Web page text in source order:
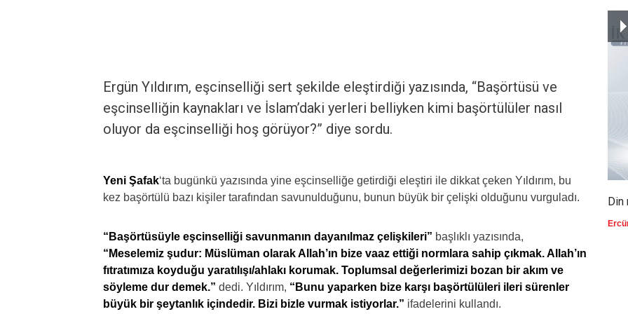
Ergün Yıldırım, eşcinselliği sert şekilde eleştirdiği yazısında, “Başörtüsü ve
eşcinselliğin kaynakları ve İslam’daki yerleri belliyken kimi başörtülüler nasıl
oluyor da eşcinselliği hoş görüyor?” diye sordu.
Yeni Şafak‘ta bugünkü yazısında yine eşcinselliğe getirdiği eleştiri ile dikkat çeken Yıldırım, bu
kez başörtülü bazı kişiler tarafından savunulduğunu, bunun büyük bir çelişki olduğunu vurguladı.
“Başörtüsüyle eşcinselliği savunmanın dayanılmaz çelişkileri” başlıklı yazısında,
“Meselemiz şudur: Müslüman olarak Allah’ın bize vaaz ettiği normlara sahip çıkmak. Allah’ın
fıtratımıza koyduğu yaratılışı/ahlakı korumak. Toplumsal değerlerimizi bozan bir akım ve
söyleme dur demek.” dedi. Yıldırım, “Bunu yaparken bize karşı başörtülüleri ileri sürenler
büyük bir şeytanlık içindedir. Bizi bizle vurmak istiyorlar.” ifadelerini kullandı.
Din